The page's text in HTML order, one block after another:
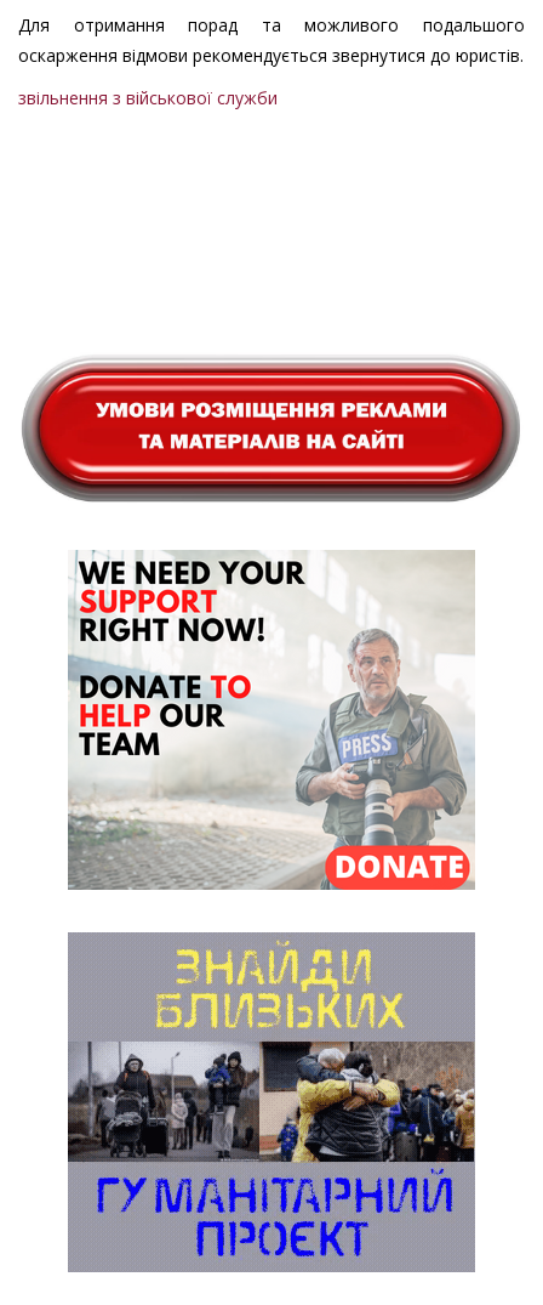
Для отримання порад та можливого подальшого
оскарження відмови рекомендується звернутися до юристів.
звільнення з військової служби